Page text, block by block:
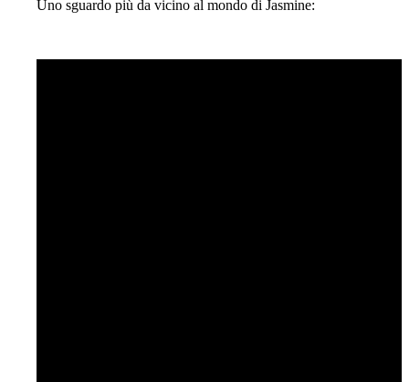
Uno sguardo più da vicino al mondo di Jasmine: